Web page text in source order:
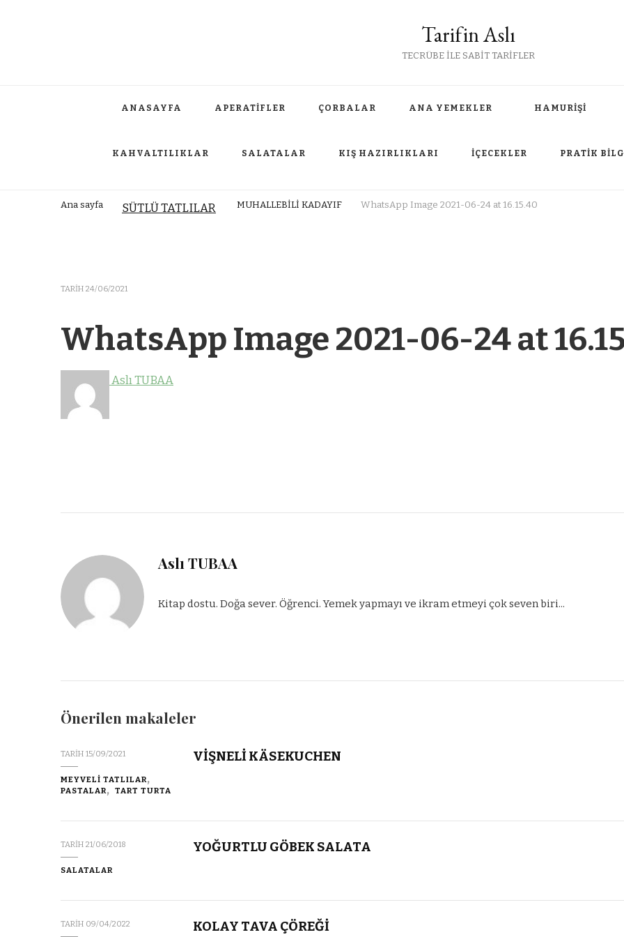
Tarifin Aslı
TECRÜBE İLE SABİT TARİFLER
ANASAYFA APERATİFLER ÇORBALAR ANA YEMEKLER HAMURİŞİ
KAHVALTILIKLAR SALATALAR KIŞ HAZIRLIKLARI İÇECEKLER PRATİK
Ana sayfa SÜTLÜ TATLILAR MUHALLEBİLİ KADAYIF WhatsApp Image 2021-06-24 at 16.15.40
TARIH 24/06/2021
WhatsApp Image 2021-06-24 at
Aslı TUBAA
Aslı TUBAA
Kitap dostu. Doğa sever. Öğrenci. Yemek yapmayı ve ikram etmeyi çok seven biri...
Önerilen makaleler
TARIH 15/09/2021
MEYVELİ TATLILAR
PASTALAR
TART TURTA
VİŞNELİ KÄSEKUCHEN
TARIH 21/06/2018
SALATALAR
YOĞURTLU GÖBEK SALATA
TARIH 09/04/2022 KOLAY TAVA ÇÖREĞİ